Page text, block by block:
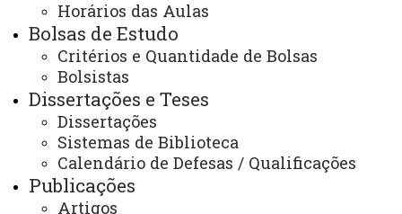
Horários das Aulas
Bolsas de Estudo
Critérios e Quantidade de Bolsas
Bolsistas
Dissertações e Teses
Dissertações
Sistemas de Biblioteca
Calendário de Defesas / Qualificações
Publicações
Artigos
ACESSE
Acesso Restrito (Editores do Portal)
Arquivo Virtual
Bibliotecas
Identidade Visual
Mapa do Site
Ouvidoria